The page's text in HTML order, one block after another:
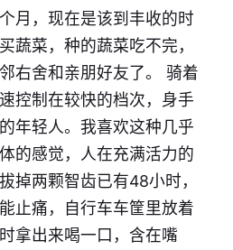
月，现在是该到丰收的时
蔬菜，种的蔬菜吃不完，
右舍和亲朋好友了。 骑着
控制在较快的档次，身手
年轻人。我喜欢这种几乎
的感觉，人在充满活力的
掉两颗智齿已有48小时，
止痛，自行车车筐里放着
拿出来喝一口，含在嘴